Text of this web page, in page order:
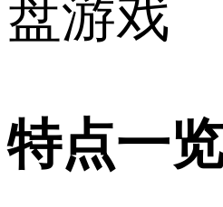
盘游戏
特点一览